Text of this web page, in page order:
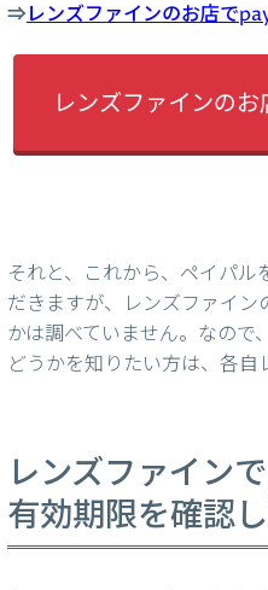
⇒レンズファインのお店で
レンズファインの
それと、これから、ペイパ
だきますが、レンズファイ
かは調べていません。なの
どうかを知りたい方は、各自
レンズファイン
有効期限を確認